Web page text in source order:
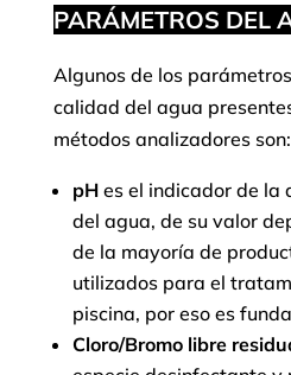
PARÁMETROS DEL
Algunos de los
calidad del agua
métodos analizadores son:
pHes el indicador de la
del agua, de su valor
de la mayoría de
utilizados para el
piscina, por eso es
Cloro/Bromo libre